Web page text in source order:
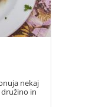
nekaj
in